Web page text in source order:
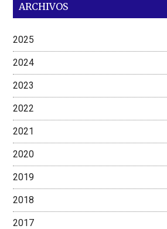
ARCHIVOS
2025
2024
2023
2022
2021
2020
2019
2018
2017